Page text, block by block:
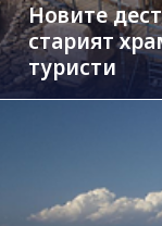
Новите
старият
туристи